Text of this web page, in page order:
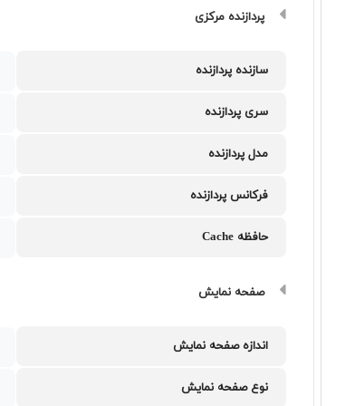
پردازنده مرکزی
سازنده پردازنده
سری پردازنده
مدل پردازنده
فرکانس پردازنده
حافظه Cache
صفحه نمایش
اندازه صفحه نمایش
نوع صفحه نمایش